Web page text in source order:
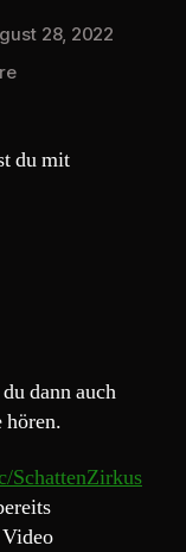
28, 2022
zu
„Der
du mit
dann auch
hören.
SchattenZirkus